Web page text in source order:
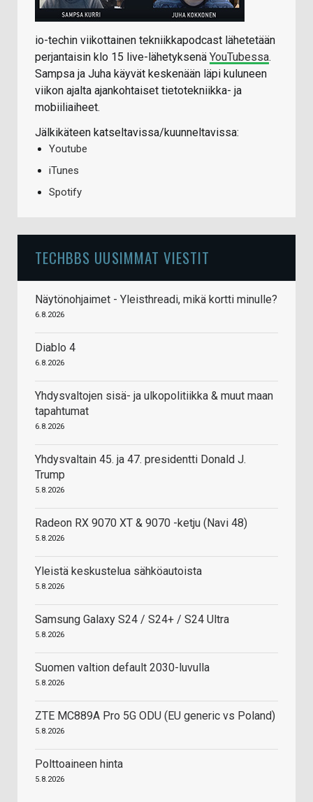
io-techin viikottainen tekniikkapodcast lähetetään
perjantaisin klo 15 live-lähetyksenä YouTubessa.
Sampsa ja Juha käyvät keskenään läpi kuluneen
viikon ajalta ajankohtaiset tietotekniikka- ja
mobiiliaiheet.
Jälkikäteen katseltavissa/kuunneltavissa:
Youtube
iTunes
Spotify
TECHBBS UUSIMMAT VIESTIT
Näytönohjaimet - Yleisthreadi, mikä kortti minulle?
6.8.2026
Diablo 4
6.8.2026
Yhdysvaltojen sisä- ja ulkopolitiikka & muut maan
tapahtumat
6.8.2026
Yhdysvaltain 45. ja 47. presidentti Donald J.
Trump
5.8.2026
Radeon RX 9070 XT & 9070 -ketju (Navi 48)
5.8.2026
Yleistä keskustelua sähköautoista
5.8.2026
Samsung Galaxy S24 / S24+ / S24 Ultra
5.8.2026
Suomen valtion default 2030-luvulla
5.8.2026
ZTE MC889A Pro 5G ODU (EU generic vs Poland)
5.8.2026
Polttoaineen hinta
5.8.2026